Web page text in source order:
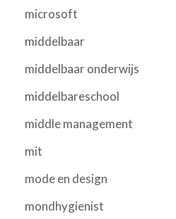
microsoft
middelbaar
middelbaar onderwijs
middelbareschool
middle management
mit
mode en design
mondhygienist